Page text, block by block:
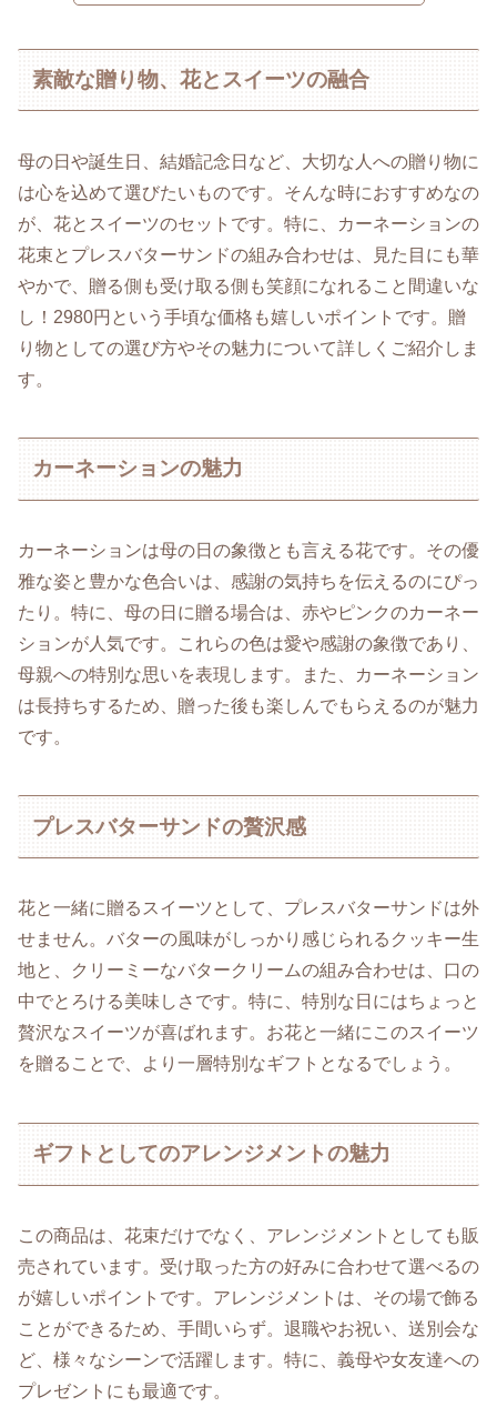
素敵な贈り物、花とスイーツの融合
母の日や誕生日、結婚記念日など、大切な人への贈り物に
は心を込めて選びたいものです。そんな時におすすめなの
が、花とスイーツのセットです。特に、カーネーションの
花束とプレスバターサンドの組み合わせは、見た目にも華
やかで、贈る側も受け取る側も笑顔になれること間違いな
し！2980円という手頃な価格も嬉しいポイントです。贈
り物としての選び方やその魅力について詳しくご紹介しま
す。
カーネーションの魅力
カーネーションは母の日の象徴とも言える花です。その優
雅な姿と豊かな色合いは、感謝の気持ちを伝えるのにぴっ
たり。特に、母の日に贈る場合は、赤やピンクのカーネー
ションが人気です。これらの色は愛や感謝の象徴であり、
母親への特別な思いを表現します。また、カーネーション
は長持ちするため、贈った後も楽しんでもらえるのが魅力
です。
プレスバターサンドの贅沢感
花と一緒に贈るスイーツとして、プレスバターサンドは外
せません。バターの風味がしっかり感じられるクッキー生
地と、クリーミーなバタークリームの組み合わせは、口の
中でとろける美味しさです。特に、特別な日にはちょっと
贅沢なスイーツが喜ばれます。お花と一緒にこのスイーツ
を贈ることで、より一層特別なギフトとなるでしょう。
ギフトとしてのアレンジメントの魅力
この商品は、花束だけでなく、アレンジメントとしても販
売されています。受け取った方の好みに合わせて選べるの
が嬉しいポイントです。アレンジメントは、その場で飾る
ことができるため、手間いらず。退職やお祝い、送別会な
ど、様々なシーンで活躍します。特に、義母や女友達への
プレゼントにも最適です。